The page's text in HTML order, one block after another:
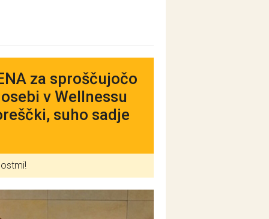
za sproščujočo
v Wellnessu
suho sadje